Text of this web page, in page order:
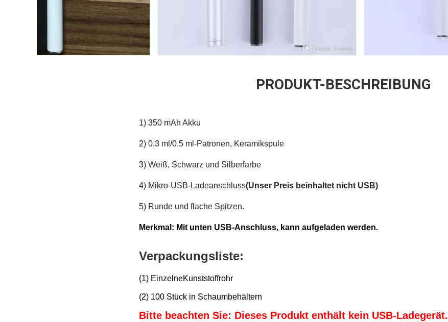
PRODUKT-BESCHREIBUNG
1) 350 mAh Akku
2) 0,3 ml/0.5 ml-Patronen, Keramikspule
3) Weiß, Schwarz und Silberfarbe
4) Mikro-USB-Ladeanschluss(Unser Preis beinhaltet nicht USB)
5) Runde und flache Spitzen.
Merkmal: Mit unten USB-Anschluss, kann aufgeladen werden.
Verpackungsliste:
(1) EinzelneKunststoffrohr
(2) 100 Stück in Schaumbehältern
Bitte beachten Sie: Dieses Produkt enthält kein USB-Ladegerät.